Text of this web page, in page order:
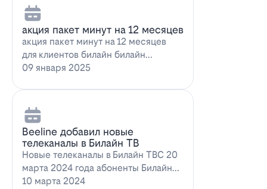
акция пакет минут на 12 месяцев
акция пакет минут на 12 месяцев
для клиентов билайн билайн
запускает новое выгодное
09 января 2025
Beeline добавил новые
телеканалы в Билайн ТВ
Новые телеканалы в Билайн ТВС 20
марта 2024 года абоненты Билайн
ТВ получат возможность
10 марта 2024